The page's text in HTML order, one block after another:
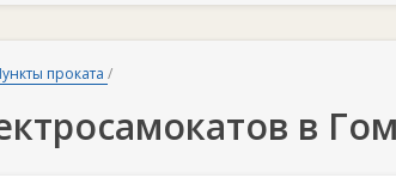
проката /
в